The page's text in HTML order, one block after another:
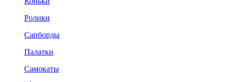
Ролики
Сапборды
Палатки
Самокаты